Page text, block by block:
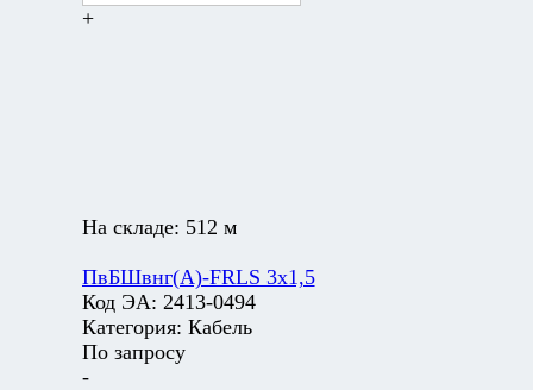
+
На складе: 512 м
ПвБШвнг(А)-FRLS 3х1,5
Код ЭА: 2413-0494
Категория: Кабель
По запросу
-